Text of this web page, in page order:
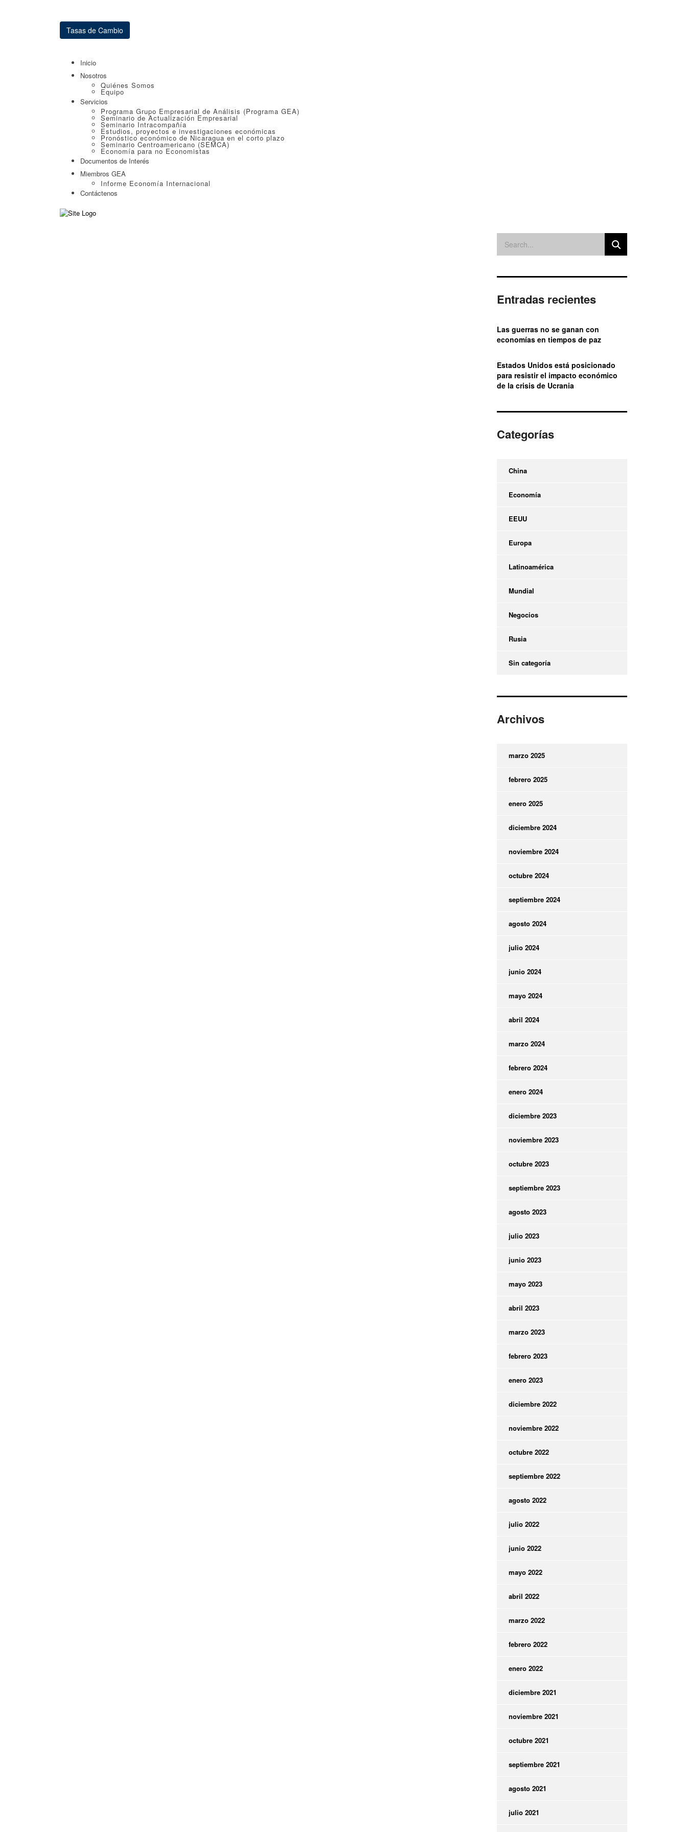
Tasas de Cambio
Inicio
Nosotros
Quiénes Somos
Equipo
Servicios
Programa Grupo Empresarial de Análisis (Programa GEA)
Seminario de Actualización Empresarial
Seminario Intracompañía
Estudios, proyectos e investigaciones económicas
Pronóstico económico de Nicaragua en el corto plazo
Seminario Centroamericano (SEMCA)
Economía para no Economistas
Documentos de Interés
Miembros GEA
Informe Economía Internacional
Contáctenos
Entradas recientes
Las guerras no se ganan con
economías en tiempos de paz
Estados Unidos está posicionado
para resistir el impacto económico
de la crisis de Ucrania
Categorías
China
Economía
EEUU
Europa
Latinoamérica
Mundial
Negocios
Rusia
Sin categoría
Archivos
marzo 2025
febrero 2025
enero 2025
diciembre 2024
noviembre 2024
octubre 2024
septiembre 2024
agosto 2024
julio 2024
junio 2024
mayo 2024
abril 2024
marzo 2024
febrero 2024
enero 2024
diciembre 2023
noviembre 2023
octubre 2023
septiembre 2023
agosto 2023
julio 2023
junio 2023
mayo 2023
abril 2023
marzo 2023
febrero 2023
enero 2023
diciembre 2022
noviembre 2022
octubre 2022
septiembre 2022
agosto 2022
julio 2022
junio 2022
mayo 2022
abril 2022
marzo 2022
febrero 2022
enero 2022
diciembre 2021
noviembre 2021
octubre 2021
septiembre 2021
agosto 2021
julio 2021